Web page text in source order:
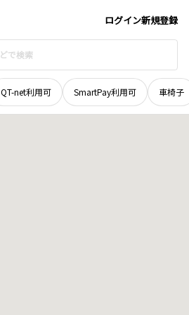
ログイン新規登録
QT-net利用可 SmartPay利用可 車椅子